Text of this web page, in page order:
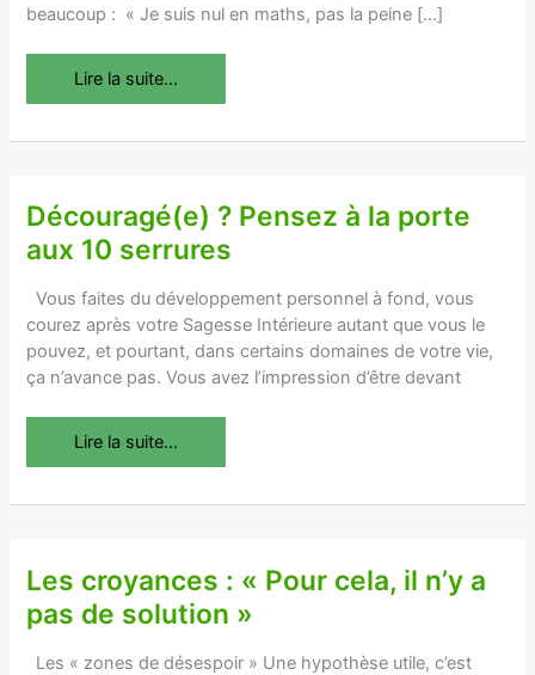
beaucoup : « Je suis nul en maths, pas la peine […]
Lire la suite...
Découragé(e) ? Pensez à la porte
aux 10 serrures
Vous faites du développement personnel à fond, vous
courez après votre Sagesse Intérieure autant que vous le
pouvez, et pourtant, dans certains domaines de votre vie,
ça n’avance pas. Vous avez l’impression d’être devant
Découragé(e)
Pensez
à
la
porte
aux
serrures
Lire la suite...
Les croyances : « Pour cela, il n’y a
pas de solution »
Les « zones de désespoir » Une hypothèse utile, c’est
Les
croyances
«